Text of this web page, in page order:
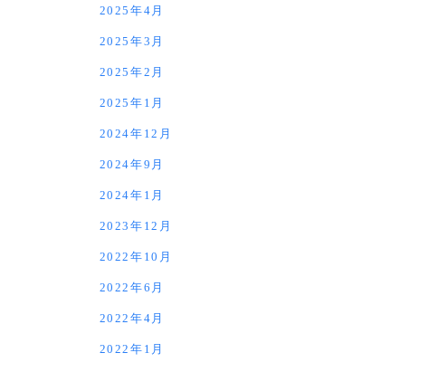
2025年4月
2025年3月
2025年2月
2025年1月
2024年12月
2024年9月
2024年1月
2023年12月
2022年10月
2022年6月
2022年4月
2022年1月